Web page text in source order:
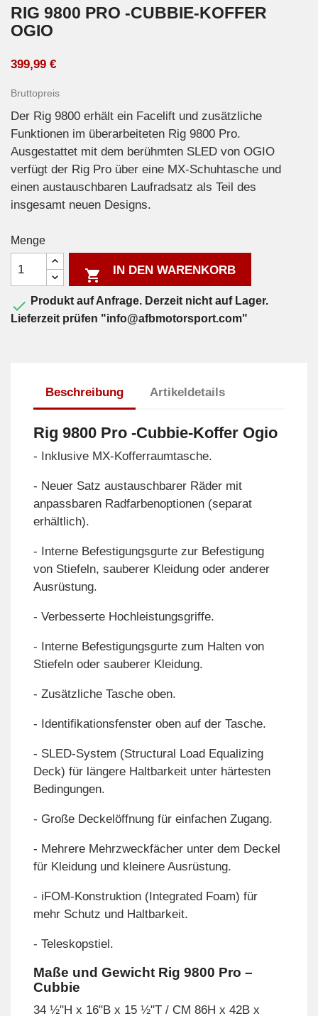
RIG 9800 PRO -CUBBIE-KOFFER
OGIO
399,99 €
Bruttopreis
Der Rig 9800 erhält ein Facelift und zusätzliche
Funktionen im überarbeiteten Rig 9800 Pro.
Ausgestattet mit dem berühmten SLED von OGIO
verfügt der Rig Pro über eine MX-Schuhtasche und
einen austauschbaren Laufradsatz als Teil des
insgesamt neuen Designs.
Menge
 IN DEN WARENKORB
 Produkt auf Anfrage. Derzeit nicht auf Lager.
Lieferzeit prüfen "info@afbmotorsport.com"
Beschreibung Artikeldetails
Rig 9800 Pro -Cubbie-Koffer Ogio
- Inklusive MX-Kofferraumtasche.
- Neuer Satz austauschbarer Räder mit
anpassbaren Radfarbenoptionen (separat
erhältlich).
- Interne Befestigungsgurte zur Befestigung
von Stiefeln, sauberer Kleidung oder anderer
Ausrüstung.
- Verbesserte Hochleistungsgriffe.
- Interne Befestigungsgurte zum Halten von
Stiefeln oder sauberer Kleidung.
- Zusätzliche Tasche oben.
- Identifikationsfenster oben auf der Tasche.
- SLED-System (Structural Load Equalizing
Deck) für längere Haltbarkeit unter härtesten
Bedingungen.
- Große Deckelöffnung für einfachen Zugang.
- Mehrere Mehrzweckfächer unter dem Deckel
für Kleidung und kleinere Ausrüstung.
- iFOM-Konstruktion (Integrated Foam) für
mehr Schutz und Haltbarkeit.
- Teleskopstiel.
Maße und Gewicht Rig 9800 Pro –
Cubbie
34 ½"H x 16"B x 15 ½"T / CM 86H x 42B x